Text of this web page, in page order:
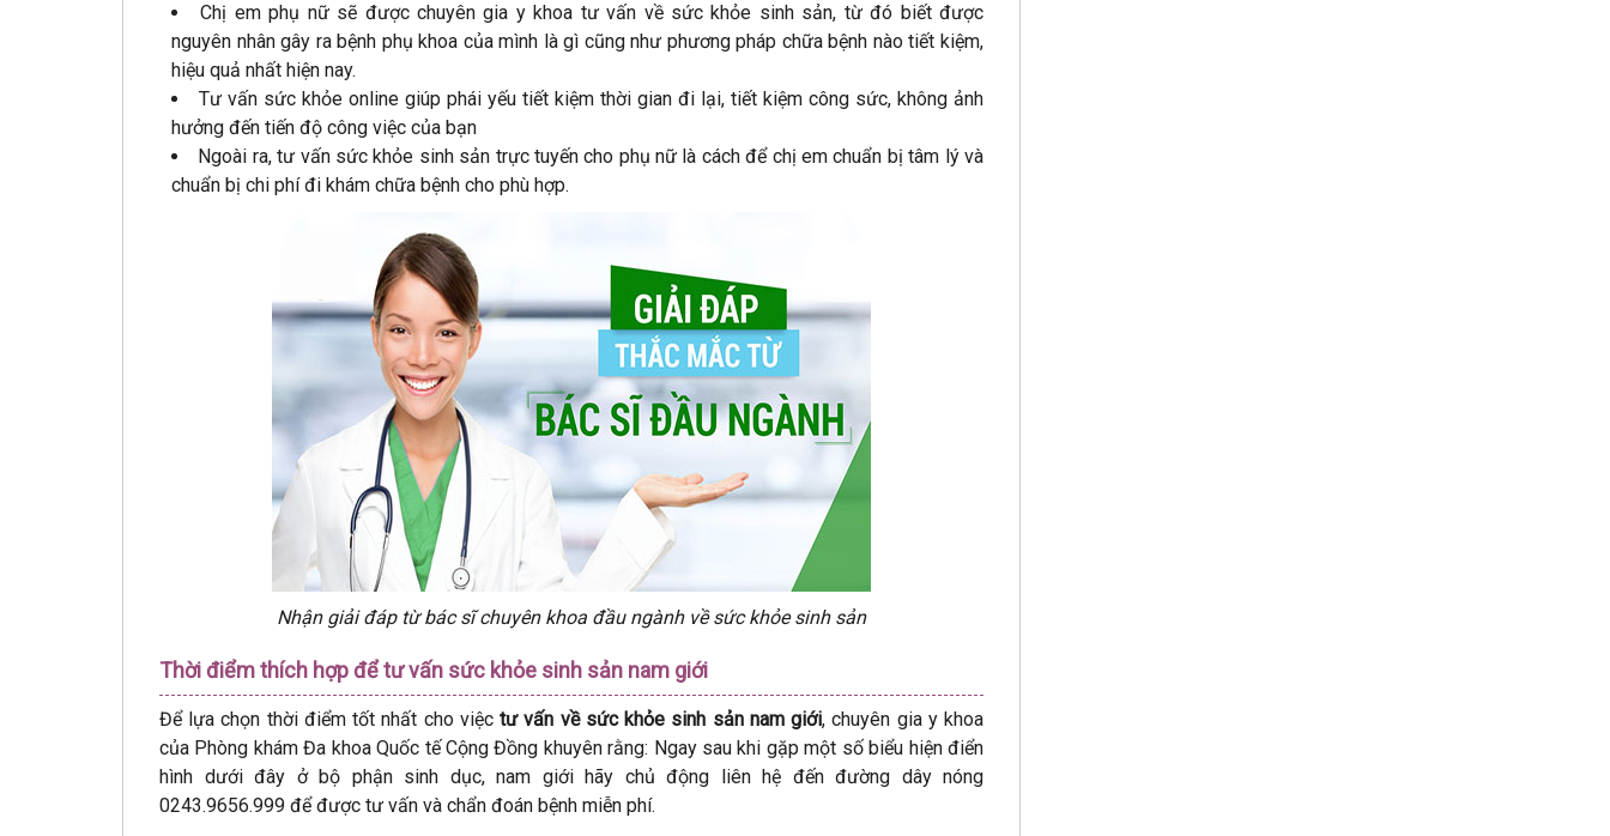
Chị em phụ nữ sẽ được chuyên gia y khoa tư vấn về sức khỏe sinh sản, từ đó biết được
nguyên nhân gây ra bệnh phụ khoa của mình là gì cũng như phương pháp chữa bệnh nào tiết kiệm,
hiệu quả nhất hiện nay.
Tư vấn sức khỏe online giúp phái yếu tiết kiệm thời gian đi lại, tiết kiệm công sức, không ảnh
hưởng đến tiến độ công việc của bạn
Ngoài ra, tư vấn sức khỏe sinh sản trực tuyến cho phụ nữ là cách để chị em chuẩn bị tâm lý và
chuẩn bị chi phí đi khám chữa bệnh cho phù hợp.
Nhận giải đáp từ bác sĩ chuyên khoa đầu ngành về sức khỏe sinh sản
Thời điểm thích hợp để tư vấn sức khỏe sinh sản nam giới
Để lựa chọn thời điểm tốt nhất cho việctư vấn về sức khỏe sinh sản nam giới, chuyên gia y khoa
của Phòng khám Đa khoa Quốc tế Cộng Đồng khuyên rằng: Ngay sau khi gặp một số biểu hiện điển
hình dưới đây ở bộ phận sinh dục, nam giới hãy chủ động liên hệ đến đường dây nóng
0243.9656.999 để được tư vấn và chẩn đoán bệnh miễn phí.